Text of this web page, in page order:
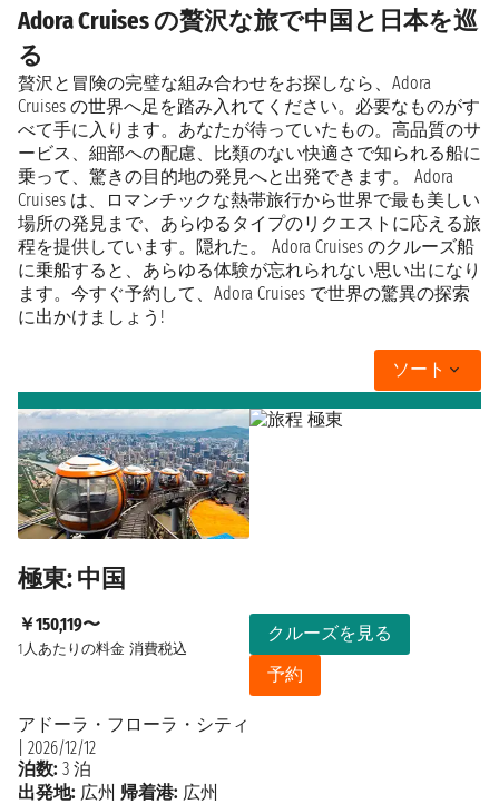
Adora Cruises の贅沢な旅で中国と日本を巡
る
贅沢と冒険の完璧な組み合わせをお探しなら、Adora
Cruises の世界へ足を踏み入れてください。必要なものがす
べて手に入ります。あなたが待っていたもの。高品質のサ
ービス、細部への配慮、比類のない快適さで知られる船に
乗って、驚きの目的地の発見へと出発できます。 Adora
Cruises は、ロマンチックな熱帯旅行から世界で最も美しい
場所の発見まで、あらゆるタイプのリクエストに応える旅
程を提供しています。隠れた。 Adora Cruises のクルーズ船
に乗船すると、あらゆる体験が忘れられない思い出になり
ます。今すぐ予約して、Adora Cruises で世界の驚異の探索
に出かけましょう!
ソート
極東: 中国
￥150,119〜
1人あたりの料金 消費税込
クルーズを見る
予約
アドーラ・フローラ・シティ
2026/12/12
泊数: 3 泊
出発地: 広州 帰着港: 広州